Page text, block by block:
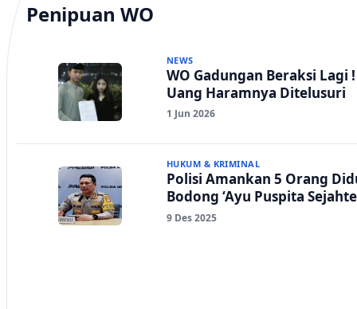
Penipuan WO
NEWS
WO Gadungan Beraksi Lagi
Uang Haramnya Ditelusuri
1 Jun 2026
HUKUM & KRIMINAL
Polisi Amankan 5 Orang
Bodong ‘Ayu Puspita
9 Des 2025